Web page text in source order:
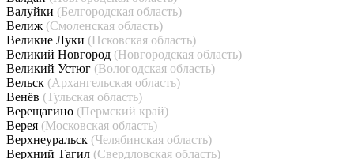
Валуйки (Белгородская область)
Велиж (Смоленская область)
Великие Луки (Псковская область)
Великий Новгород (Новгородская область)
Великий Устюг (Вологодская область)
Вельск (Архангельская область)
Венёв (Тульская область)
Верещагино (Пермский край)
Верея (Московская область)
Верхнеуральск (Челябинская область)
Верхний Тагил (Свердловская область)